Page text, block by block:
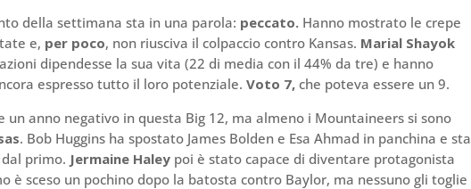
della settimana sta in una parola: peccato. Hanno mostrato le crepe
e, per poco, non riusciva il colpaccio contro Kansas. Marial Shayok
dipendesse la sua vita (22 di media con il 44% da tre) e hanno
espresso tutto il loro potenziale.Voto 7, che poteva essere un 9.
un anno negativo in questa Big 12, ma almeno i Mountaineers si sono
. Bob Huggins ha spostato James Bolden e Esa Ahmad in panchina e sta
primo. Jermaine Haley poi è stato capace di diventare protagonista
è sceso un pochino dopo la batosta contro Baylor, ma nessuno gli toglie